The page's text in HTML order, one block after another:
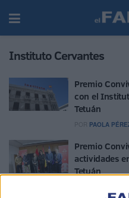
Instituto Cervantes
Premio
con el
Tetuán
PAOLA
Premio
actividades
Tetuán